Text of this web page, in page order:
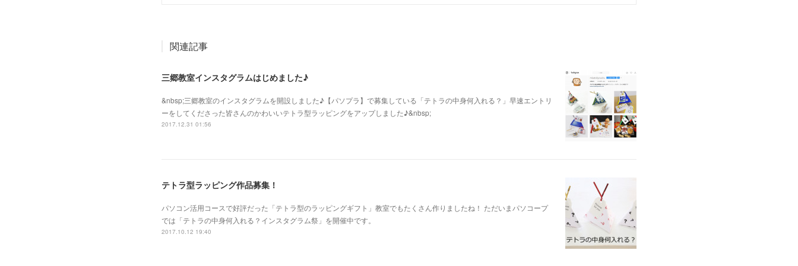
関連記事
三郷教室インスタグラムはじめました♪
&nbsp;三郷教室のインスタグラムを開設しました♪【パソプラ】で募集している「テトラの中身何入れる？」早速エントリ
ーをしてくださった皆さんのかわいいテトラ型ラッピングをアップしました♪&nbsp;
2017.12.31 01:56
テトラ型ラッピング作品募集！
パソコン活用コースで好評だった「テトラ型のラッピングギフト」教室でもたくさん作りましたね！ ただいまパソコープ
では「テトラの中身何入れる？インスタグラム祭」を開催中です。
2017.10.12 19:40